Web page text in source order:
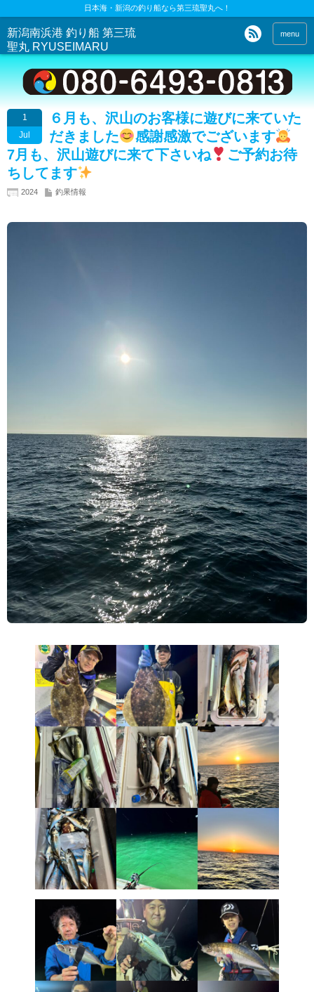
日本海・新潟の釣り船なら第三琉聖丸へ！
新潟南浜港 釣り船 第三琉
聖丸 RYUSEIMARU
menu
1
Jul
６月も、沢山のお客様に遊びに来ていた
だきました
感謝感激でございます
7月も、沢山遊びに来て下さいね
ご予約お待
ちしてます
2024 釣果情報